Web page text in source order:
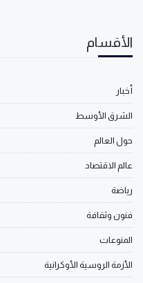
الأقسام
أخبار
الشرق الأوسط
حول العالم
عالم الاقتصاد
رياضة
فنون وثقافة
المنوعات
الأزمة الروسية الأوكرانية